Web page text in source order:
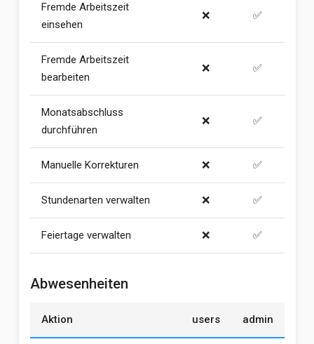
Fremde Arbeitszeit
einsehen
❌ ✅
Fremde Arbeitszeit
bearbeiten
❌ ✅
Monatsabschluss
durchführen
❌ ✅
Manuelle Korrekturen ❌ ✅
Stundenarten verwalten ❌ ✅
Feiertage verwalten ❌ ✅
Abwesenheiten
Aktion users admin